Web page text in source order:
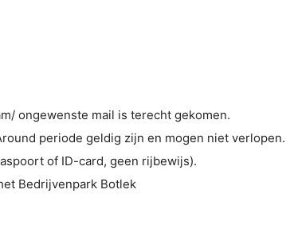
ongewenste mail is terecht gekomen.
periode geldig zijn en mogen niet verlopen.
of ID-card, geen rijbewijs).
Bedrijvenpark Botlek